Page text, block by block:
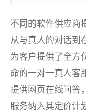
不同的软件供应商
从与真人的对话到
为客户提供了全方
命的一对一真人客
提供网页在线问答
服务纳入其定价计